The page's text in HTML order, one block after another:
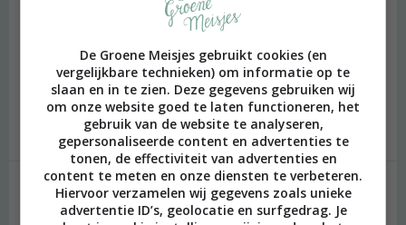
[…] Voor het volledige recept klik je hier. […]
Beantwoorden
Geef een reactie
De Groene Meisjes gebruikt cookies (en
vergelijkbare technieken) om informatie op te
slaan en in te zien. Deze gegevens gebruiken wij
om onze website goed te laten functioneren, het
gebruik van de website te analyseren,
gepersonaliseerde content en advertenties te
tonen, de effectiviteit van advertenties en
content te meten en onze diensten te verbeteren.
Hiervoor verzamelen wij gegevens zoals unieke
advertentie ID’s, geolocatie en surfgedrag. Je